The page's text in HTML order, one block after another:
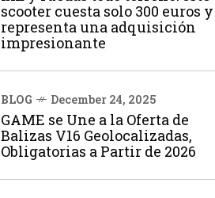
scooter cuesta solo 300 euros y
representa una adquisición
impresionante
BLOG December 24, 2025
GAME se Une a la Oferta de
Balizas V16 Geolocalizadas,
Obligatorias a Partir de 2026